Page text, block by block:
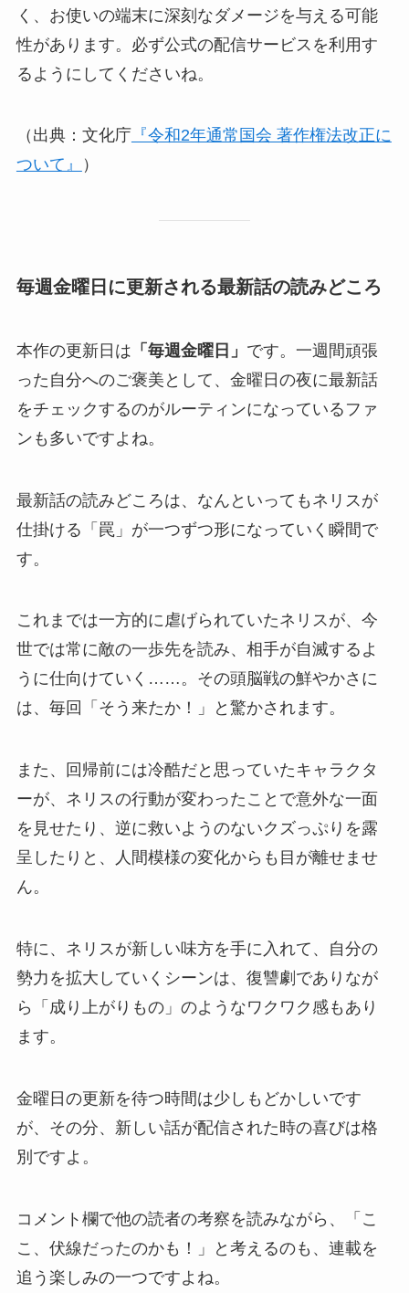
く、お使いの端末に深刻なダメージを与える可能
性があります。必ず公式の配信サービスを利用す
るようにしてくださいね。
（出典：文化庁『令和2年通常国会 著作権法改正に
ついて』
）
毎週金曜日に更新される最新話の読みどころ
本作の更新日は 「毎週金曜日」 です。一週間頑張
った自分へのご褒美として、金曜日の夜に最新話
をチェックするのがルーティンになっているファ
ンも多いですよね。
最新話の読みどころは、なんといってもネリスが
仕掛ける「罠」が一つずつ形になっていく瞬間で
す。
これまでは一方的に虐げられていたネリスが、今
世では常に敵の一歩先を読み、相手が自滅するよ
うに仕向けていく……。その頭脳戦の鮮やかさに
は、毎回「そう来たか！」と驚かされます。
また、回帰前には冷酷だと思っていたキャラクタ
ーが、ネリスの行動が変わったことで意外な一面
を見せたり、逆に救いようのないクズっぷりを露
呈したりと、人間模様の変化からも目が離せませ
ん。
特に、ネリスが新しい味方を手に入れて、自分の
勢力を拡大していくシーンは、復讐劇でありなが
ら「成り上がりもの」のようなワクワク感もあり
ます。
金曜日の更新を待つ時間は少しもどかしいです
が、その分、新しい話が配信された時の喜びは格
別ですよ。
コメント欄で他の読者の考察を読みながら、「こ
こ、伏線だったのかも！」と考えるのも、連載を
追う楽しみの一つですよね。